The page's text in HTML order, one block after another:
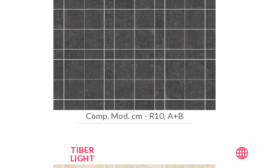
Comp. Mod. cm - R10, A+B
TIBER
LIGHT